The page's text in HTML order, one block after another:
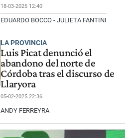
18-03-2025 12:40
EDUARDO BOCCO - JULIETA FANTINI
LA PROVINCIA
Luis Picat denunció el
abandono del norte de
Córdoba tras el discurso de
Llaryora
05-02-2025 22:36
ANDY FERREYRA